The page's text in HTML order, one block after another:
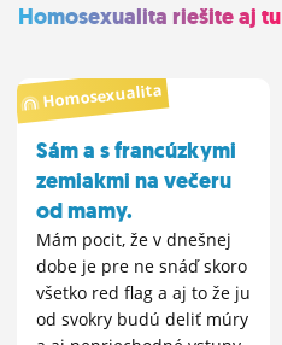
Homosexualita riešite aj tu
Homosexualita
Sám a s francúzkymi
zemiakmi na večeru
od mamy.
Mám pocit, že v dnešnej
dobe je pre ne snáď skoro
všetko red flag a aj to že ju
od svokry budú deliť múry